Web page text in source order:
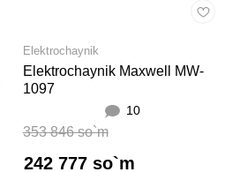
Elektrochaynik
Elektrochaynik Maxwell MW-
1097
10
353 846 so`m
242 777 so`m